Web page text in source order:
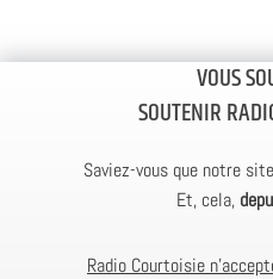
VOUS
SOUTENIR
Saviez-vous que notre
Et, cela,
Radio Courtoisie